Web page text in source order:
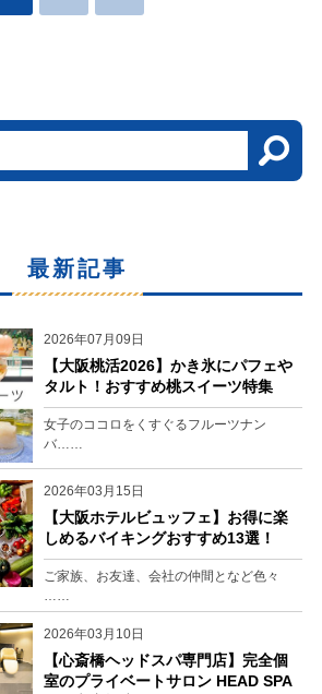
最新記事
2026年07月09日
【大阪桃活2026】かき氷にパフェや
タルト！おすすめ桃スイーツ特集
女子のココロをくすぐるフルーツナン
バ……
2026年03月15日
【大阪ホテルビュッフェ】お得に楽
しめるバイキングおすすめ13選！
ご家族、お友達、会社の仲間となど色々
……
2026年03月10日
【心斎橋ヘッドスパ専門店】完全個
室のプライベートサロン HEAD SPA